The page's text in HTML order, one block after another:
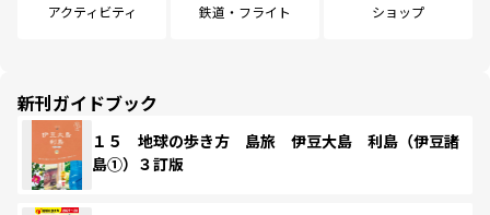
アクティビティ 鉄道・フライト ショップ
新刊ガイドブック
１５ 地球の歩き方 島旅 伊豆大島 利島（伊豆諸
島①）３訂版